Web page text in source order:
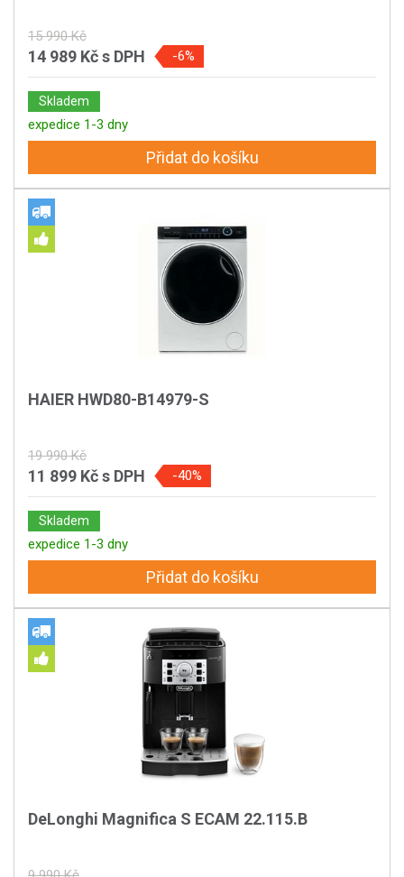
15 990 Kč
14 989 Kčs DPH -6%
Skladem
expedice 1-3 dny
Přidat do košíku
HAIER HWD80-B14979-S
19 990 Kč
11 899 Kčs DPH -40%
Skladem
expedice 1-3 dny
Přidat do košíku
DeLonghi Magnifica S ECAM 22.115.B